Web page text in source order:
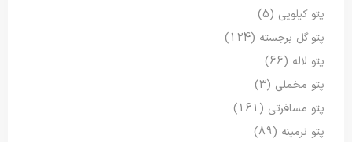
پتو کیلویی (5)
پتو گل برجسته (124)
پتو لاله (66)
پتو مخملی (3)
پتو مسافرتی (161)
پتو نرمینه (89)